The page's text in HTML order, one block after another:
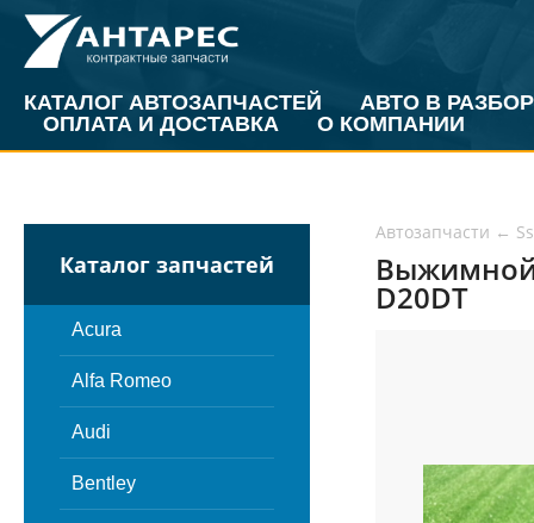
КАТАЛОГ АВТОЗАПЧАСТЕЙ
АВТО В РАЗБОР
ОПЛАТА И ДОСТАВКА
О КОМПАНИИ
Каталог запчастей
Acura
Alfa Romeo
Audi
Bentley
Автозапчасти ←
Выжимной
D20DT